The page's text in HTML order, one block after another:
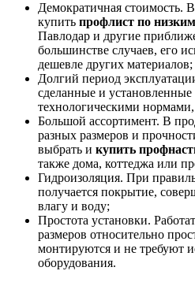
Демократичная стоимость.
купить профлист по
Павлодар и другие
большинстве случаев, его
дешевле других материалов;
Долгий период
сделанные и установленные
технологическими
Большой ассортимент. В
разных размеров и
выбрать и купить
также дома, коттеджа или
Гидроизоляция. При
получается покрытие,
влагу и воду;
Простота установки.
размеров относительно
монтируются и не требуют
оборудования.